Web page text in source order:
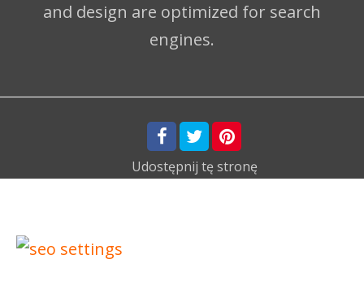
and design are optimized for search
engines.
Udostępnij tę stronę